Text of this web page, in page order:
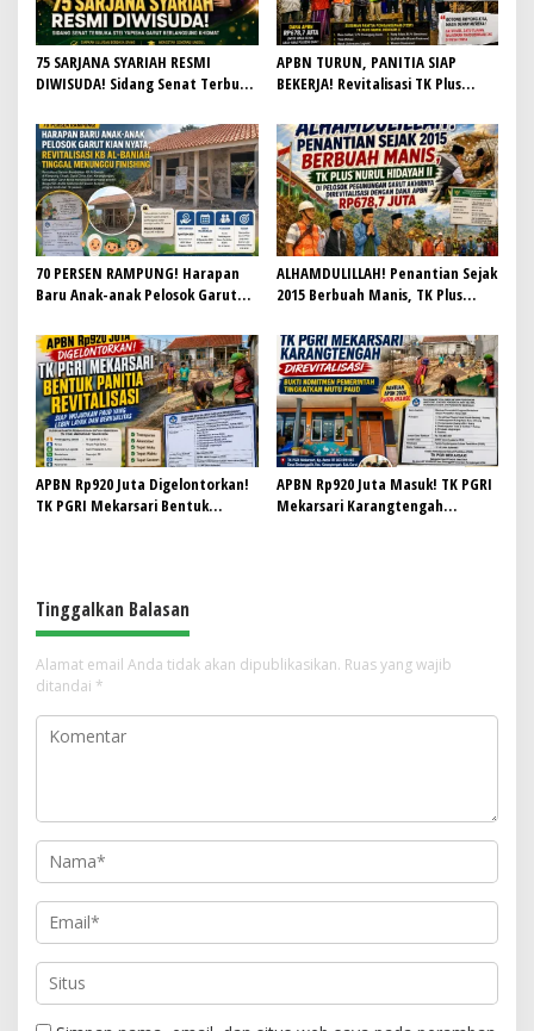
75 SARJANA SYARIAH RESMI
DIWISUDA! Sidang Senat Terbuka
Khidmat, Siapkan Lulusan
Berdaya Saing dan Berintegritas
APBN TURUN, PANITIA SIAP
BEKERJA! Revitalisasi TK Plus
Semangat Gotong Royong
70 PERSEN RAMPUNG! Harapan
Baru Anak-anak Pelosok Garut
Baniah Tinggal Menunggu
Finishing
ALHAMDULILLAH! Penantian Sejak
2015 Berbuah Manis, TK Plus
Pegunungan Garut Akhirnya
Direvitalisasi dengan Dana APBN
Rp678,7 Juta
APBN Rp920 Juta Digelontorkan!
TK PGRI Mekarsari Bentuk
APBN Rp920 Juta Masuk! TK PGRI
Mekarsari Karangtengah
Tinggalkan Balasan
Alamat email Anda tidak akan dipublikasikan. Ruas yang wajib
ditandai *